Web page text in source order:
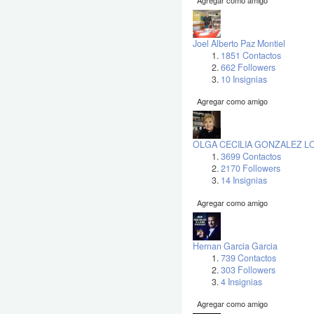
Joel Alberto Paz Montiel
1851 Contactos
662 Followers
10 Insignias
Agregar como amigo
OLGA CECILIA GONZALEZ
3699 Contactos
2170 Followers
14 Insignias
Agregar como amigo
Hernan Garcia Garcia
739 Contactos
303 Followers
4 Insignias
Agregar como amigo